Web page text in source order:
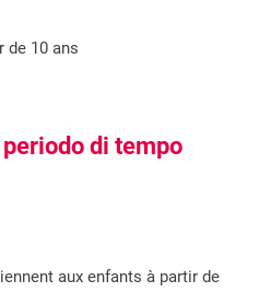
de 10 ans
di tempo
aux enfants à partir de